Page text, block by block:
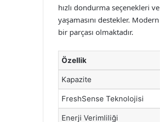
hızlı dondurma seçenekleri
yaşamasını destekler.
bir parçası olmaktadır.
Özellik
Kapazite
FreshSense Teknolojisi
Enerji Verimliliği